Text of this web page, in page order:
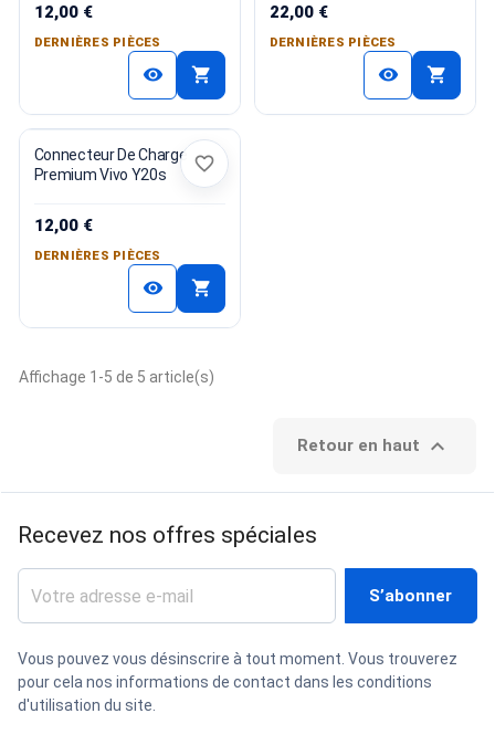
12,00 €
DERNIÈRES PIÈCES
visibility shopping_cart
22,00 €
DERNIÈRES PIÈCES
visibility shopping_cart
Connecteur De Charge
Premium Vivo Y20s
12,00 €
DERNIÈRES PIÈCES
visibility shopping_cart
favorite_border
Affichage 1-5 de 5 article(s)
Retour en haut 
Recevez nos offres spéciales
Vous pouvez vous désinscrire à tout moment. Vous trouverez
pour cela nos informations de contact dans les conditions
d'utilisation du site.